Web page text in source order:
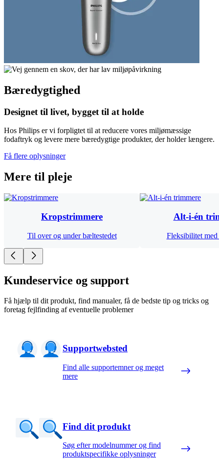
Bæredygtighed
Designet til livet, bygget til at holde
Hos Philips er vi forpligtet til at reducere vores miljømæssige
fodaftryk og levere mere bæredygtige produkter, der holder længere.
Få flere oplysninger
Mere til pleje
Kropstrimmere
Til over og under bæltestedet
Alt-i-én
Fleksibilitet
Kundeservice og support
Få hjælp til dit produkt, find manualer, få de bedste tip og tricks og
foretag fejlfinding af eventuelle problemer
Supportwebsted
Find alle supportemner og meget
mere
Find dit produkt
Søg efter modelnummer og find
produktspecifikke oplysninger